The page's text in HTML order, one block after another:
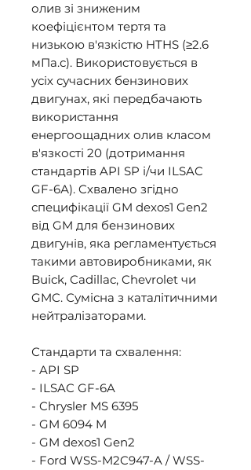
олив зі зниженим
коефіцієнтом тертя та
низькою в'язкістю HTHS (≥2.6
мПа.с). Використовується в
усіх сучасних бензинових
двигунах, які передбачають
використання
енергоощадних олив класом
в'язкості 20 (дотримання
стандартів API SP і/чи ILSAC
GF-6А). Cхвалено згідно
специфікації GM dexos1 Gen2
від GM для бензинових
двигунів, яка регламентується
такими автовиробниками, як
Buick, Cadillac, Chevrolet чи
GMC. Сумісна з каталітичними
нейтралізаторами.
Стандарти та схвалення:
- API SP
- ILSAC GF-6A
- Chrysler MS 6395
- GM 6094 M
- GM dexos1 Gen2
- Ford WSS-M2C947-A / WSS-